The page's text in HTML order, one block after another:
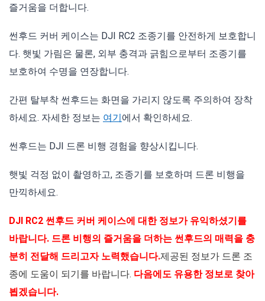
즐거움을 더합니다.
썬후드 커버 케이스는 DJI RC2 조종기를 안전하게 보호합니
다. 햇빛 가림은 물론, 외부 충격과 긁힘으로부터 조종기를
보호하여 수명을 연장합니다.
간편 탈부착 썬후드는 화면을 가리지 않도록 주의하여 장착
하세요. 자세한 정보는 여기에서 확인하세요.
썬후드는 DJI 드론 비행 경험을 향상시킵니다.
햇빛 걱정 없이 촬영하고, 조종기를 보호하며 드론 비행을
만끽하세요.
DJI RC2 썬후드 커버 케이스에 대한 정보가 유익하셨기를
바랍니다. 드론 비행의 즐거움을 더하는 썬후드의 매력을 충
분히 전달해 드리고자 노력했습니다.제공된 정보가 드론 조
종에 도움이 되기를 바랍니다. 다음에도 유용한 정보로 찾아
뵙겠습니다.